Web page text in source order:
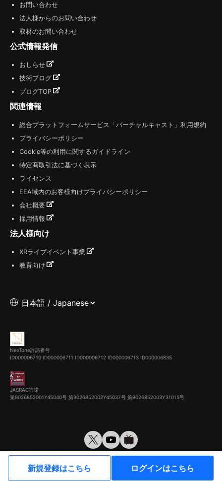
新規登録はこちら ログインはこちら
お問い合わせ
法人様からのお問い合わせ
取材のお問い合わせ
公式情報発信
おしらせ
技術ブログ
ブログTOP
関連情報
総合プラットフォームサービス「バーチャルキャスト」利用規約
プライバシーポリシー
Cookie等の利用に関するガイドライン
特定商取引法に基づく表示
ライセンス
EEA域内のお客様向けプライバシーポリシー
会社概要
採用情報
法人様向け
XRライブイベント事業
教育向け
NexTone許諾番号
ID000006710 ID000006711 ID000006712 ID000006713 ID000006835
JASRAC許諾
第9026852001Y45040号 第9026852002Y45037号 第9026852003Y31015号
© VirtualCast, Inc. All rights reserved.